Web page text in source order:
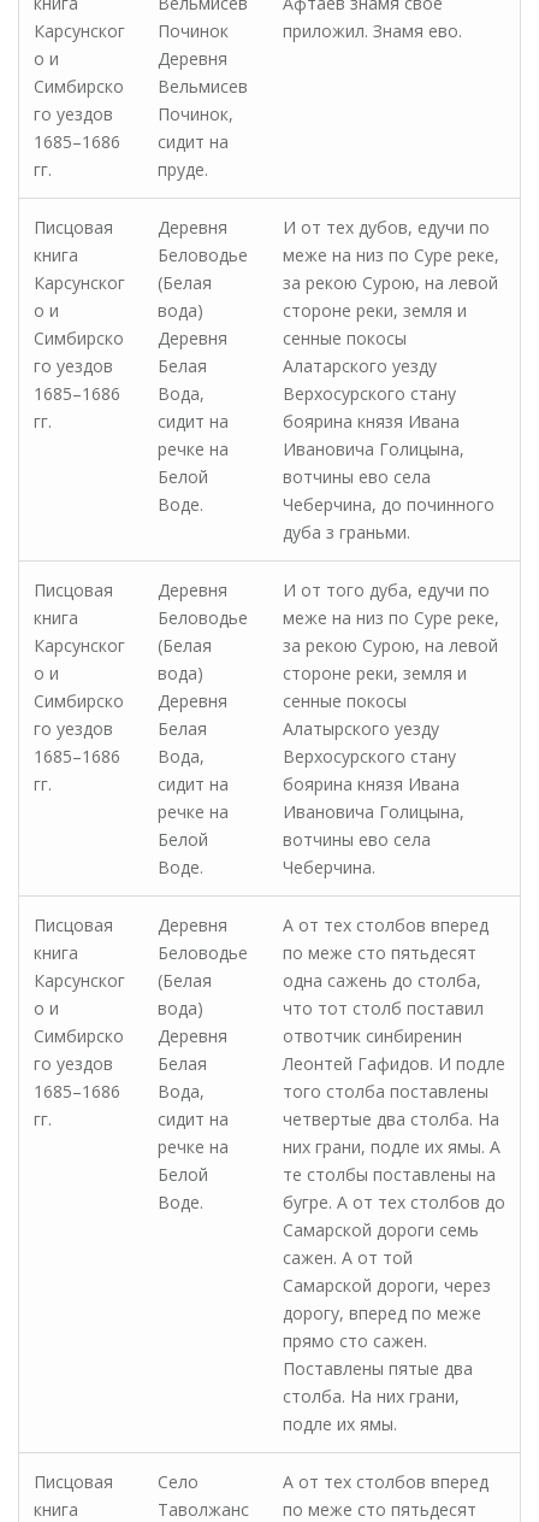
Карсунског
о и
Симбирско
го уездов
1685–1686
гг.
Починок
Деревня
Вельмисев
Починок,
сидит на
пруде.
приложил. Знамя ево.
Писцовая
книга
Карсунског
о и
Симбирско
го уездов
1685–1686
гг.
Деревня
Беловодье
(Белая
вода)
Деревня
Белая
Вода,
сидит на
речке на
Белой
Воде.
И от тех дубов, едучи по
меже на низ по Суре реке,
за рекою Сурою, на левой
стороне реки, земля и
сенные покосы
Алатарского уезду
Верхосурского стану
боярина князя Ивана
Ивановича Голицына,
вотчины ево села
Чеберчина, до починного
дуба з граньми.
Писцовая
книга
Карсунског
о и
Симбирско
го уездов
1685–1686
гг.
Деревня
Беловодье
(Белая
вода)
Деревня
Белая
Вода,
сидит на
речке на
Белой
Воде.
И от того дуба, едучи по
меже на низ по Суре реке,
за рекою Сурою, на левой
стороне реки, земля и
сенные покосы
Алатырского уезду
Верхосурского стану
боярина князя Ивана
Ивановича Голицына,
вотчины ево села
Чеберчина.
Писцовая
книга
Карсунског
о и
Симбирско
го уездов
1685–1686
гг.
Деревня
Беловодье
(Белая
вода)
Деревня
Белая
Вода,
сидит на
речке на
Белой
Воде.
А от тех столбов вперед
по меже сто пятьдесят
одна сажень до столба,
что тот столб поставил
отвотчик синбиренин
Леонтей Гафидов. И подле
того столба поставлены
четвертые два столба. На
них грани, подле их ямы. А
те столбы поставлены на
бугре. А от тех столбов до
Самарской дороги семь
сажен. А от той
Самарской дороги, через
дорогу, вперед по меже
прямо сто сажен.
Поставлены пятые два
столба. На них грани,
подле их ямы.
Писцовая
книга
Село
Таволжанс
А от тех столбов вперед
по меже сто пятьдесят